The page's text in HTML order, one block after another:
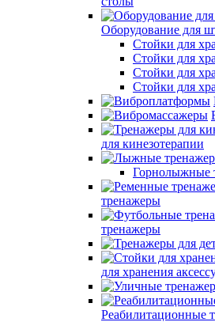
Оборудование для
Стойки для
Стойки для
Стойки для
Стойки для
для кинезотерапии
Горнолыжные
тренажеры
тренажеры
для хранения
Реабилитационные